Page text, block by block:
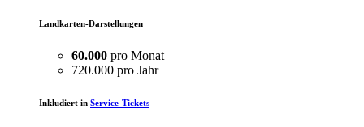
Landkarten-Darstellungen
60.000 pro Monat
720.000 pro Jahr
Inkludiert in Service-Tickets